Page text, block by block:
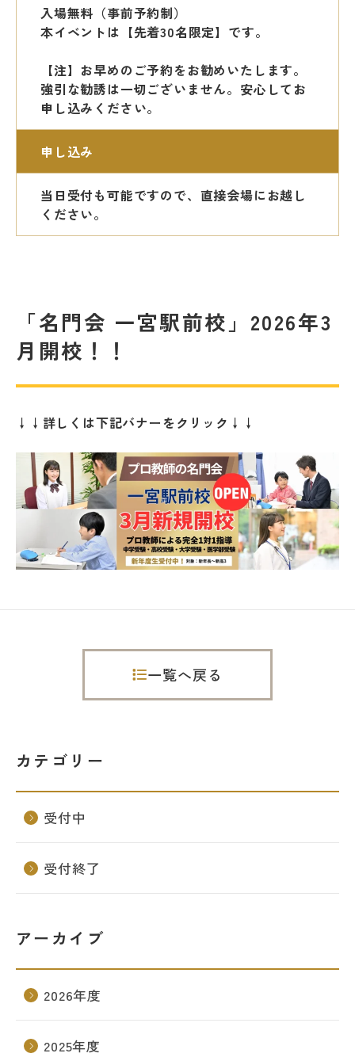
入場無料（事前予約制）
本イベントは【先着30名限定】です。
【注】お早めのご予約をお勧めいたします。
強引な勧誘は一切ございません。安心してお
申し込みください。
申し込み
当日受付も可能ですので、直接会場にお越し
ください。
「名門会 一宮駅前校」2026年3
月開校！！
↓↓詳しくは下記バナーをクリック↓↓
一覧へ戻る
カテゴリー
受付中
受付終了
アーカイブ
2026年度
2025年度